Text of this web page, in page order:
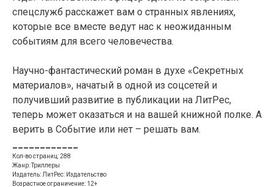
спецслужб расскажет вам о странных явлениях,
которые все вместе ведут нас к неожиданным
событиям для всего человечества.
Научно-фантастический роман в духе «Секретных
материалов», начатый в одной из соцсетей и
получивший развитие в публикации на ЛитРес,
теперь может оказаться и на вашей книжной полке. А
верить в Событие или нет – решать вам.
Кол-во страниц: 288
Жанр: Триллеры
Издатель: ЛитРес: Издательство
Возрастное ограничение: 12+